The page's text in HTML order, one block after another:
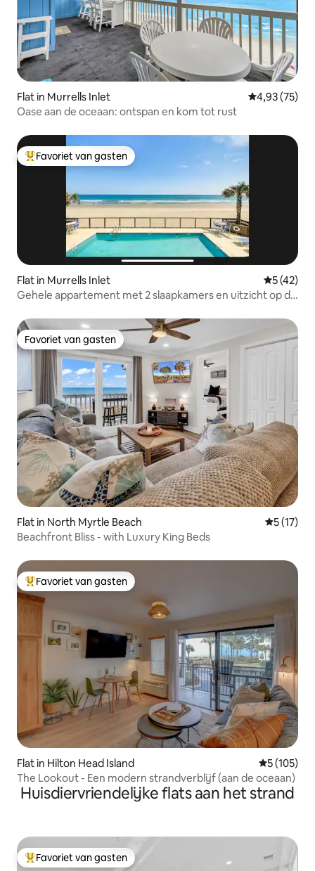
Flat in Murrells Inlet Gemiddelde
4,93 (75)
Oase aan de oceaan: ontspan en kom tot rust
Topfavoriet van gasten
Favoriet van gasten
Flat in Murrells Inlet
5 (42)
Gehele appartement met 2 slaapkamers en uitzicht op de
Favoriet van gasten
Favoriet van gasten
Flat in North Myrtle Beach
5 (17)
Beachfront Bliss - with Luxury King Beds
Topfavoriet van gasten
Favoriet van gasten
Flat in Hilton Head Island
5 (105)
The Lookout - Een modern strandverblijf (aan de oceaan)
Huisdiervriendelijke flats aan het strand
Topfavoriet van gasten
Favoriet van gasten